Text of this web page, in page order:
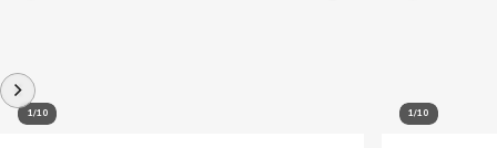
1/10 1/10